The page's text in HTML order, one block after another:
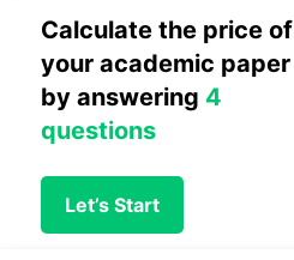
Calculate the price of
your academic paper
by answering 4
questions
Let’s Start